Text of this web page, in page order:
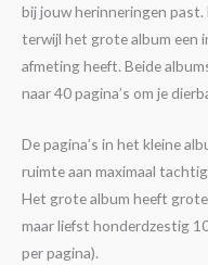
bij jouw herinneringen past.
terwijl het grote album een
afmeting heeft. Beide
naar 40 pagina’s om je
De pagina’s in het kleine
ruimte aan maximaal
Het grote album heeft
maar liefst honderdzestig
per pagina).